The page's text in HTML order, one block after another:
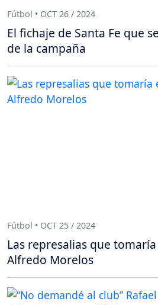
Fútbol • OCT 26 / 2024
El fichaje de Santa Fe que
de la campaña
Fútbol • OCT 25 / 2024
Las represalias que
Alfredo Morelos